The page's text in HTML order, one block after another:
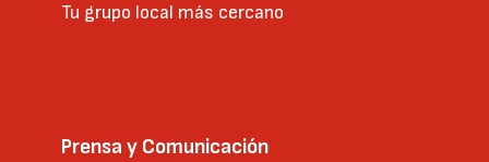
Tu grupo local más cercano
Prensa y Comunicación